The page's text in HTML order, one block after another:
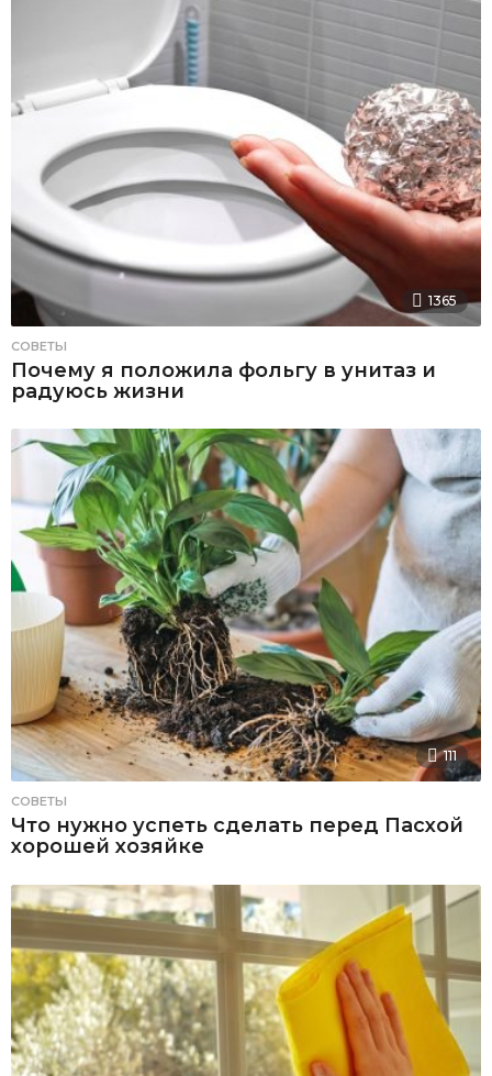
1365
СОВЕТЫ
Почему я положила фольгу в унитаз и
радуюсь жизни
111
СОВЕТЫ
Что нужно успеть сделать перед Пасхой
хорошей хозяйке